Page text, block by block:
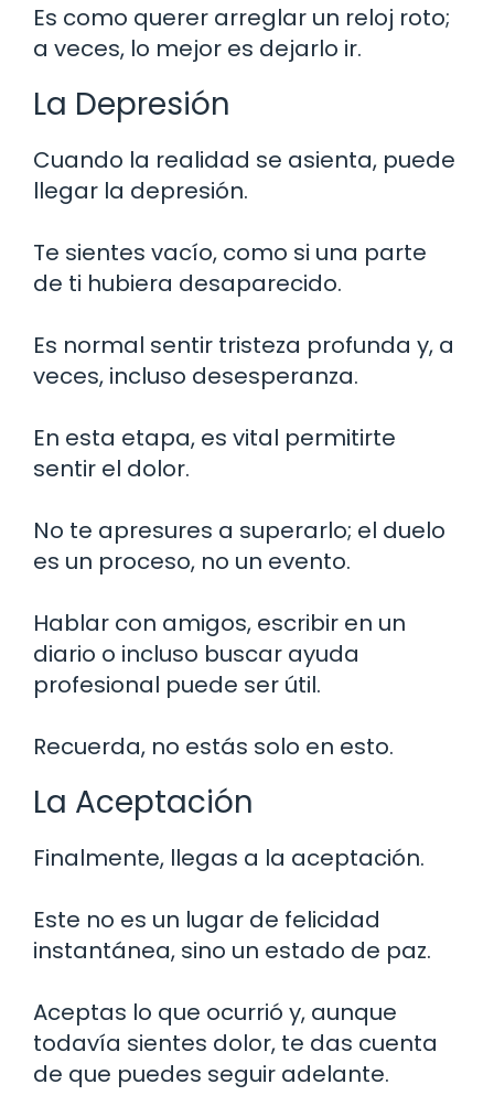
Es como querer arreglar un reloj roto;
a veces, lo mejor es dejarlo ir.
La Depresión
Cuando la realidad se asienta, puede
llegar la depresión.
Te sientes vacío, como si una parte
de ti hubiera desaparecido.
Es normal sentir tristeza profunda y, a
veces, incluso desesperanza.
En esta etapa, es vital permitirte
sentir el dolor.
No te apresures a superarlo; el duelo
es un proceso, no un evento.
Hablar con amigos, escribir en un
diario o incluso buscar ayuda
profesional puede ser útil.
Recuerda, no estás solo en esto.
La Aceptación
Finalmente, llegas a la aceptación.
Este no es un lugar de felicidad
instantánea, sino un estado de paz.
Aceptas lo que ocurrió y, aunque
todavía sientes dolor, te das cuenta
de que puedes seguir adelante.